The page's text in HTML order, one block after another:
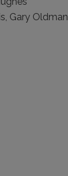
, Gary Oldman